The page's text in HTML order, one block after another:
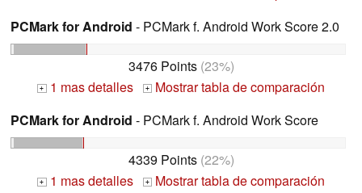
PCMark for Android - PCMark f. Android Work Score 2.0
3476 Points(23%)
+ 1 mas detalles +
Mostrar tabla de comparación
PCMark for Android - PCMark f. Android Work Score
4339 Points(22%)
+ 1 mas detalles +
Mostrar tabla de comparación